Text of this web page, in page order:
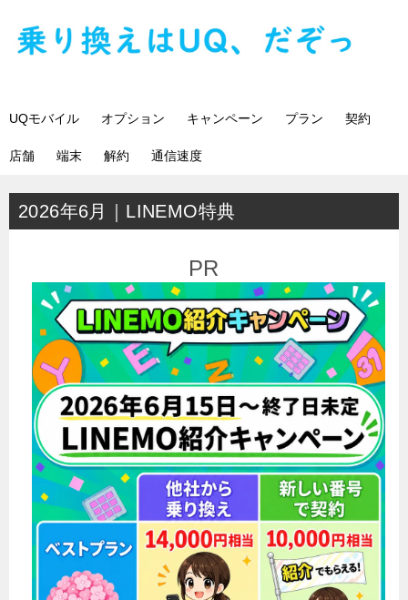
UQモバイル オプション キャンペーン プラン 契約
店舗 端末 解約 通信速度
2026年6月｜LINEMO特典
PR